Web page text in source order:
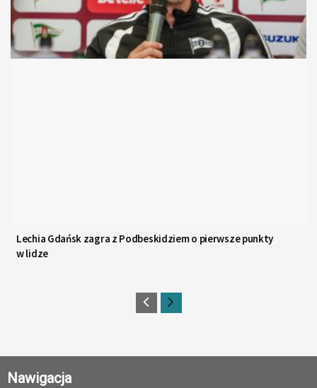
Lechia Gdańsk zagra z Podbeskidziem o pierwsze punkty
w lidze
Nawigacja